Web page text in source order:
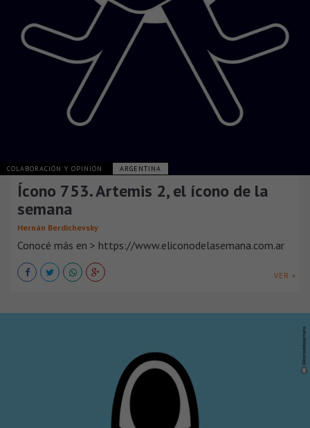
COLABORACIÓN Y OPINIÓN ARGENTINA
Ícono 753. Artemis 2, el ícono de la
semana
Hernán Berdichevsky
Conocé más en > https://www.eliconodelasemana.com.ar
VER +